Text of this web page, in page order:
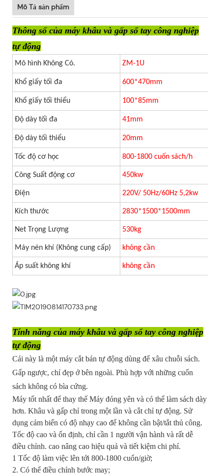
Mô Tả sản phẩm
Thông số của máy khâu và gấp sổ tay công nghiệp
tự động
Mô hình Không Có. ZM-1U
Khổ giấy tối đa 600*470mm
Khổ giấy tối thiểu 100*85mm
Độ dày tối đa 41mm
Độ dày tối thiểu 20mm
Tốc độ cơ học 800-1800 cuốn sách/h
Công Suất động cơ 450kw
Điện 220V/ 50Hz/60Hz 5,2kw
Kích thước 2830*1500*1500mm
Net Trọng Lượng 530kg
Máy nén khí (Không cung cấp) không cần
Áp suất không khí không cần
Tính năng của máy khâu và gấp sổ tay công nghiệp
tự động
Cái này là một máy cắt bán tự động dùng để xâu chuỗi sách.
Gấp ngược, chỉ đẹp ở bên ngoài. Phù hợp với những cuốn
sách không có bìa cứng.
Máy tốt nhất để thay thế Máy đóng yên và có thể làm sách dày
hơn. Khâu và gấp chỉ trong một lần và cắt chỉ tự động. Sử
dụng cảm biến có độ nhạy cao để không cần bật/tắt thủ công.
Tốc độ cao và ổn định, chỉ cần 1 người vận hành và rất dễ
điều chỉnh. cao nâng cao hiệu quả và tiết kiệm chi phí.
1 Tốc độ làm việc lên tới 800-1800 cuốn/giờ;
2. Có thể điều chỉnh bước may;